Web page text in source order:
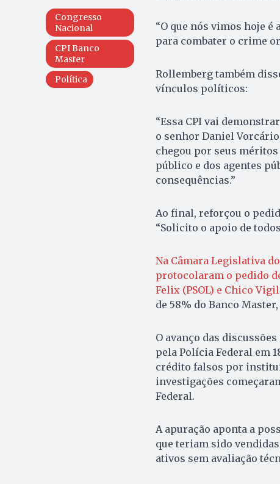
Congresso
Nacional
CPI Banco
Master
Política
“O que nós vimos hoje
para combater o crime
Rollemberg também
vínculos políticos:
“Essa CPI vai
o senhor Daniel
chegou por seus
público e dos agentes
consequências.”
Ao final, reforçou o
“Solicito o apoio de
Na Câmara Legislativa
protocolaram o pedido
Felix (PSOL) e Chico
de 58% do Banco
O avanço das
pela Polícia Federal em
crédito falsos por
investigações
Federal.
A apuração aponta a
que teriam sido
ativos sem avaliação